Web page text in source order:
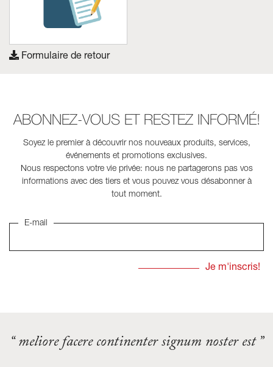
Formulaire de retour
ABONNEZ-VOUS ET RESTEZ INFORMÉ!
Soyez le premier à découvrir nos nouveaux produits, services,
événements et promotions exclusives.
Nous respectons votre vie privée: nous ne partagerons pas vos
informations avec des tiers et vous pouvez vous désabonner à
tout moment.
E-mail
“ meliore facere continenter signum noster est ”